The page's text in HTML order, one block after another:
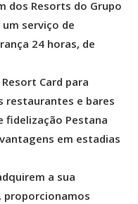
dos Resorts do Grupo
serviço de
24 horas, de
Card para
restaurantes e bares
fidelização Pestana
em estadias
a sua
proporcionamos